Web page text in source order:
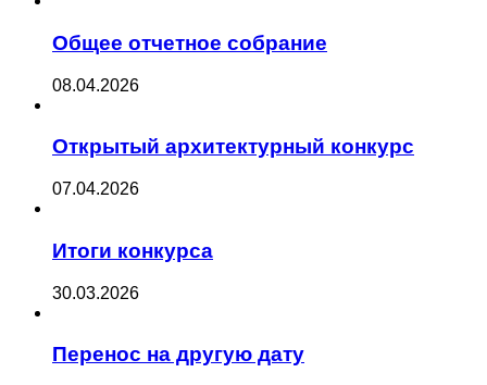
Общее отчетное собрание
08.04.2026
Открытый архитектурный конкурс
07.04.2026
Итоги конкурса
30.03.2026
Перенос на другую дату